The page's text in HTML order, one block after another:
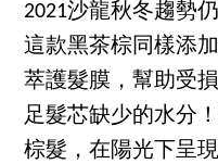
2021沙龍秋冬趨勢
這款黑茶棕同樣添
萃護髮膜，幫助受
足髮芯缺少的水分
棕髮，在陽光下呈